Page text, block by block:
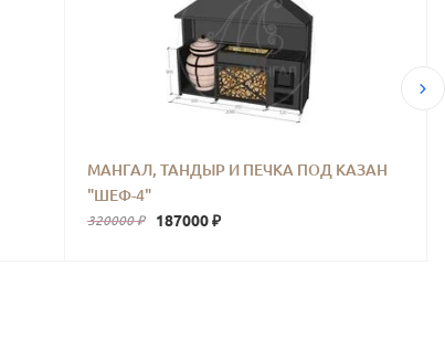
МАНГАЛ, ТАНДЫР И ПЕЧКА ПОД КАЗАН
"ШЕФ-4"
320000 ₽ 187000 ₽